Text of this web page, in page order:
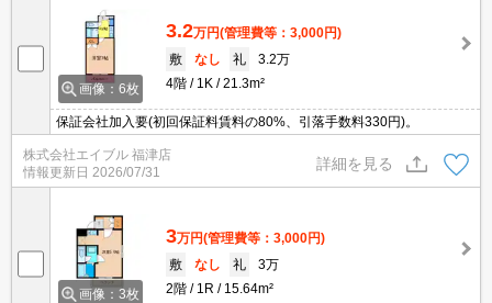
画像：6枚
3.2万円(管理費等：3,000円)
敷
なし 礼
3.2万
4階
1K 21.3m²
保証会社加入要(初回保証料賃料の80%、引落手数料330円)。
株式会社エイブル 福津店
情報更新日 2026/07/31
詳細を見る
画像：3枚
3万円(管理費等：3,000円)
敷
なし 礼
3万
2階
1R 15.64m²